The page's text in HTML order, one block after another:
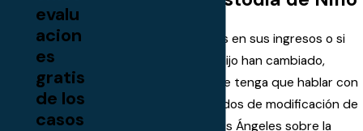
Si se enfrenta a cambios en sus ingresos o si
las necesidades de su hijo han cambiado,
entonces es posible que tenga que hablar con
uno de nuestros abogados de modificación de
custodia de niños de Los Ángeles sobre la
evalu
acion
es
gratis
de los
casos